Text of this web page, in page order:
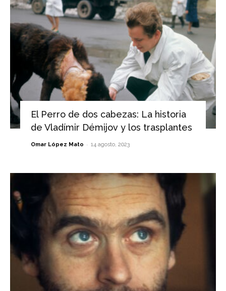
El Perro de dos cabezas: La historia
de Vladímir Démijov y los trasplantes
Omar López Mato - 14 agosto, 2023